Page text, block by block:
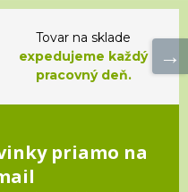
Tovar na sklade
expedujeme každý
pracovný deň.
priamo na